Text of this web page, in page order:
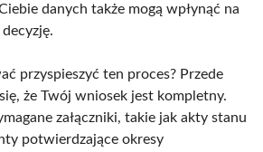
danych także mogą wpłynąć na
przyspieszyć ten proces? Przede
że Twój wniosek jest kompletny.
załączniki, takie jak akty stanu
potwierdzające okresy